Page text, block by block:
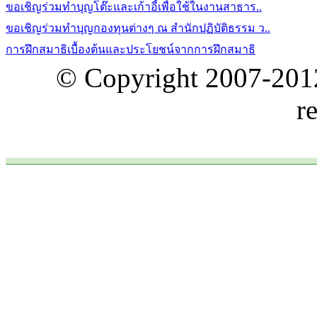
ขอเชิญร่วมทำบุญโต๊ะและเก้าอี้เพื่อใช้ในงานสาธาร..
ขอเชิญร่วมทำบุญกองทุนต่างๆ ณ สำนักปฏิบัติธรรม ว..
การฝึกสมาธิเบื้องต้นและประโยชน์จากการฝึกสมาธิ
© Copyright 2007-